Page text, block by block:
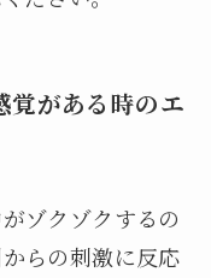
覚がある時のエ
ゾクゾクするの
らの刺激に反応